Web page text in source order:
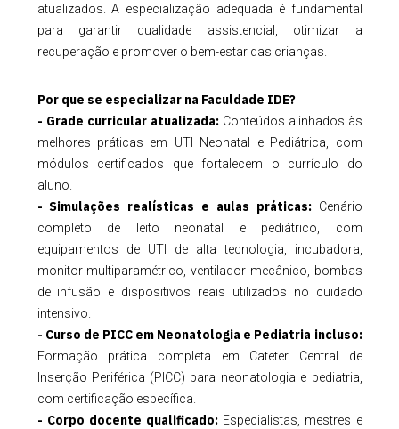
atualizados. A especialização adequada é fundamental
para garantir qualidade assistencial, otimizar a
recuperação e promover o bem-estar das crianças.
Por que se especializar na Faculdade IDE?
- Grade curricular atualizada:Conteúdos alinhados às
melhores práticas em UTI Neonatal e Pediátrica, com
módulos certificados que fortalecem o currículo do
aluno.
- Simulações realísticas e aulas práticas:Cenário
completo de leito neonatal e pediátrico, com
equipamentos de UTI de alta tecnologia, incubadora,
monitor multiparamétrico, ventilador mecânico, bombas
de infusão e dispositivos reais utilizados no cuidado
intensivo.
- Curso de PICC em Neonatologia e Pediatria incluso:
Formação prática completa em Cateter Central de
Inserção Periférica (PICC) para neonatologia e pediatria,
com certificação específica.
- Corpo docente qualificado: Especialistas, mestres e